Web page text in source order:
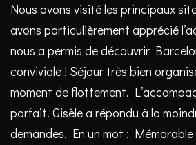
Nous avons visité les principaux
avons particulièrement apprécié
nous a permis de découvrir
conviviale ! Séjour très bien
moment de flottement.
parfait. Gisèle a répondu à la
demandes. En un mot :